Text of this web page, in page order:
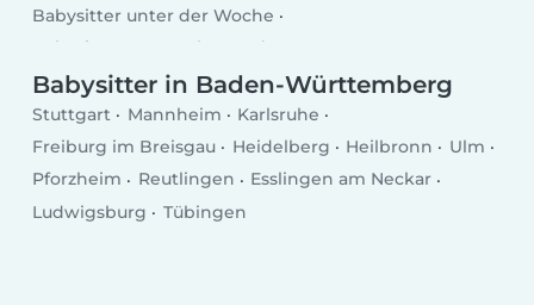
Babysitter unter der Woche
Babysitter am Wochenende
Babysitter in Baden-Württemberg
Stuttgart Mannheim
Karlsruhe
Freiburg im Breisgau
Heidelberg Heilbronn
Ulm
Pforzheim
Reutlingen
Esslingen am Neckar
Ludwigsburg
Tübingen